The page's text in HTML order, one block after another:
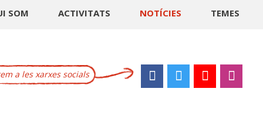
SOM ACTIVITATS NOTÍCIES TEMES
a les xarxes socials